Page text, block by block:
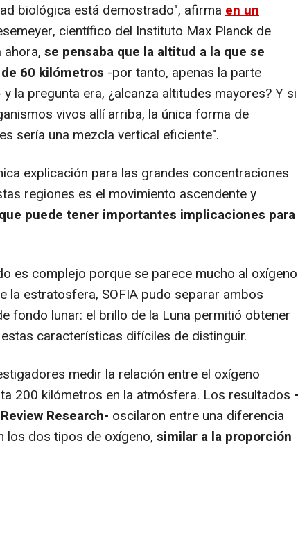
biológica está demostrado", afirma en un
científico del Instituto Max Planck de
se pensaba que la altitud a la que se
60 kilómetros -por tanto, apenas la parte
la pregunta era, ¿alcanza altitudes mayores? Y si
vivos allí arriba, la única forma de
sería una mezcla vertical eficiente".
explicación para las grandes concentraciones
regiones es el movimiento ascendente y
puede tener importantes implicaciones para
es complejo porque se parece mucho al oxígeno
la estratosfera, SOFIA pudo separar ambos
fondo lunar: el brillo de la Luna permitió obtener
características difíciles de distinguir.
medir la relación entre el oxígeno
200 kilómetros en la atmósfera. Los resultados -
Research- oscilaron entre una diferencia
los dos tipos de oxígeno, similar a la proporción